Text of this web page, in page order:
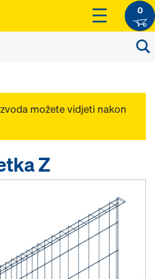
0
možete vidjeti nakon
Z